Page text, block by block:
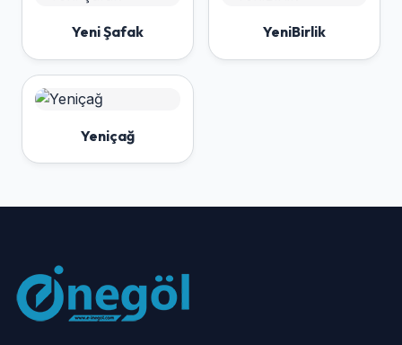
Yeni Şafak YeniBirlik
Yeniçağ